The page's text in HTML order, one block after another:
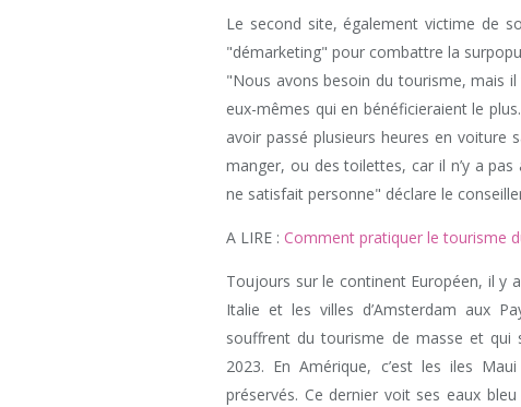
Le second site, également victime de
"démarketing" pour combattre la
"Nous avons besoin du tourisme, mais
eux-mêmes qui en bénéficieraient le
avoir passé plusieurs heures en voiture
manger, ou des toilettes, car il n’y a
ne satisfait personne" déclare le
A LIRE : Comment pratiquer le tourisme
Toujours sur le continent Européen, il y
Italie et les villes d’Amsterdam aux
souffrent du tourisme de masse et
2023. En Amérique, c’est les iles
préservés. Ce dernier voit ses eaux